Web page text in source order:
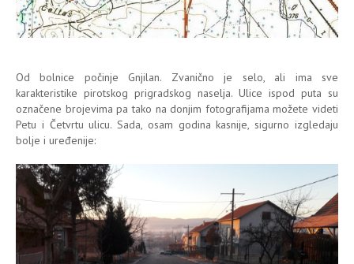
Od bolnice počinje Gnjilan. Zvanično je selo, ali ima sve
karakteristike pirotskog prigradskog naselja. Ulice ispod puta su
označene brojevima pa tako na donjim fotografijama možete videti
Petu i Četvrtu ulicu. Sada, osam godina kasnije, sigurno izgledaju
bolje i uređenije: